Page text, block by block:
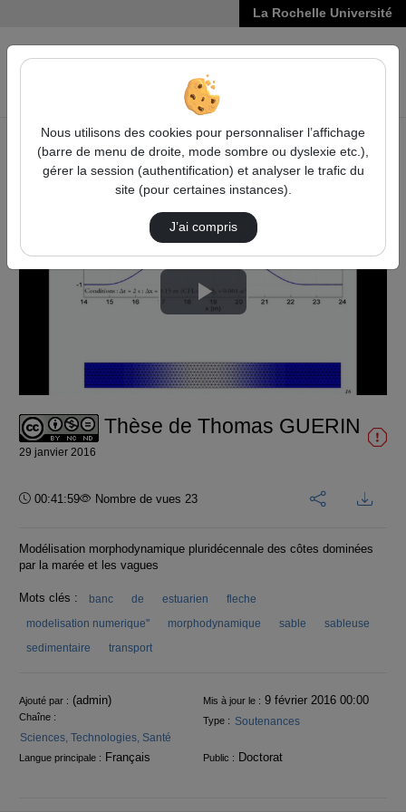
La Rochelle Université
VIDÉOS
Accueil Vidéos Thèse de Thomas GUERIN
Lire
la
Thèse de Thomas GUERIN
29 janvier 2016
Durée :
00:41:59 Nombre de vues 23
Modélisation morphodynamique pluridécennale des côtes dominées
par la marée et les vagues
Mots clés : banc de estuarien
fleche
modelisation numerique''
morphodynamique sable
sableuse
sedimentaire
transport
Informations
Ajouté par : (admin) Mis à jour le : 9 février 2016 00:00
Chaîne :
Sciences, Technologies, Santé
Type : Soutenances
Langue principale : Français Public : Doctorat
Nous utilisons des cookies pour personnaliser l’affichage
(barre de menu de droite, mode sombre ou dyslexie etc.),
gérer la session (authentification) et analyser le trafic du
site (pour certaines instances).
J’ai compris